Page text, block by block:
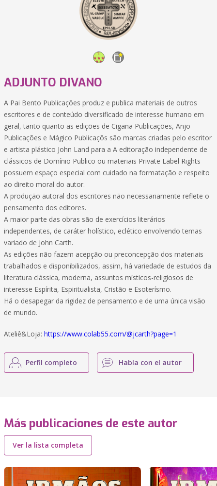
ADJUNTO DIVANO
A Pai Bento Publicações produz e publica materiais de outros
escritores e de conteúdo diversificado de interesse humano em
geral, tanto quanto as edições de Cigana Publicações, Anjo
Publicações e Mágico Publicaçõs são marcas criadas pelo escritor
e artista plástico John Land para a A editoração independente de
clássicos de Domínio Publico ou materiais Private Label Rights
possuem espaço especial com cuidado na formatação e respeito
ao direito moral do autor.
A produção autoral dos escritores não necessariamente reflete o
pensamento dos editores.
A maior parte das obras são de exercícios literários
independentes, de caráter holístico, eclético envolvendo temas
variado de John Carth.
As edições não fazem acepção ou preconcepção dos materiais
trabalhados e disponibilizados, assim, há variedade de estudos da
literatura clássica, moderna, assuntos místicos-religiosos de
interesse Espírita, Espiritualista, Cristão e Esoterísmo.
Há o desapegar da rigidez de pensamento e de uma única visão
de mundo.
Ateliê&Loja: https://www.colab55.com/@jcarth?page=1
Perfil completo Habla con el autor
Más publicaciones de este autor
Ver la lista completa